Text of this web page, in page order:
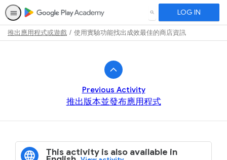
SEARCH LOG IN
推出應用程式或遊戲 使用實驗功能找出成效最佳的商店資訊
Previous Activity
推出版本並發布應用程式
This activity is also available in